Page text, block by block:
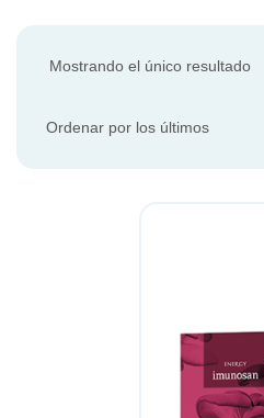
Mostrando el único resultado